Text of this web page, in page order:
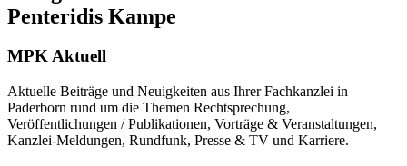
Penteridis Kampe
MPKAktuell
Aktuelle Beiträge und Neuigkeiten aus Ihrer Fachkanzlei in
Paderborn rund um die Themen Rechtsprechung,
Veröffentlichungen / Publikationen, Vorträge & Veranstaltungen,
Kanzlei-Meldungen, Rundfunk, Presse & TV und Karriere.